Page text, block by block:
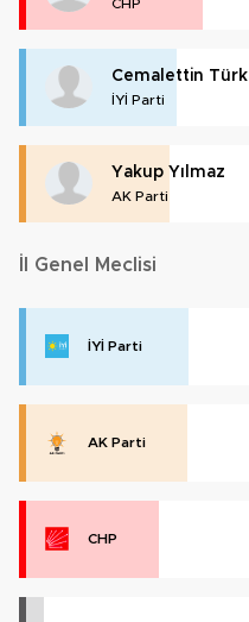
CHP
Cemalettin Türk
İYİ Parti
Yakup Yılmaz
AK Parti
İl Genel Meclisi
İYİ Parti
AK Parti
CHP